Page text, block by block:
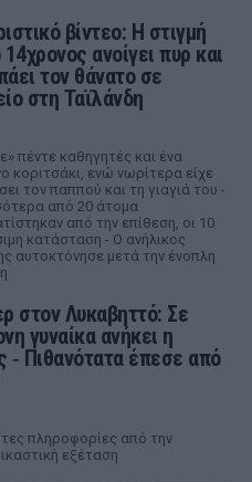
βίντεο: Η στιγμή
ανοίγει πυρ και
τον θάνατο σε
στη Ταϊλάνδη
πέντε καθηγητές και ένα
κοριτσάκι, ενώ νωρίτερα είχε
τον παππού και τη γιαγιά του -
από 20 άτομα
από την επίθεση, οι 10
κατάσταση - Ο ανήλικος
αυτοκτόνησε μετά την ένοπλη
στον Λυκαβηττό: Σε
γυναίκα ανήκει η
‑ Πιθανότατα έπεσε από
πληροφορίες από την
εξέταση